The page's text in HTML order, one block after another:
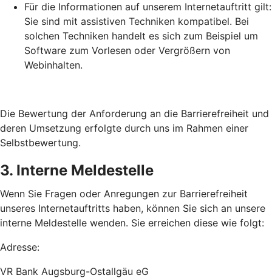
Für die Informationen auf unserem Internetauftritt gilt:
Sie sind mit assistiven Techniken kompatibel. Bei
solchen Techniken handelt es sich zum Beispiel um
Software zum Vorlesen oder Vergrößern von
Webinhalten.
Die Bewertung der Anforderung an die Barrierefreiheit und
deren Umsetzung erfolgte durch uns im Rahmen einer
Selbstbewertung.
3. Interne Meldestelle
Wenn Sie Fragen oder Anregungen zur Barrierefreiheit
unseres Internetauftritts haben, können Sie sich an unsere
interne Meldestelle wenden. Sie erreichen diese wie folgt:
Adresse:
VR Bank Augsburg-Ostallgäu eG